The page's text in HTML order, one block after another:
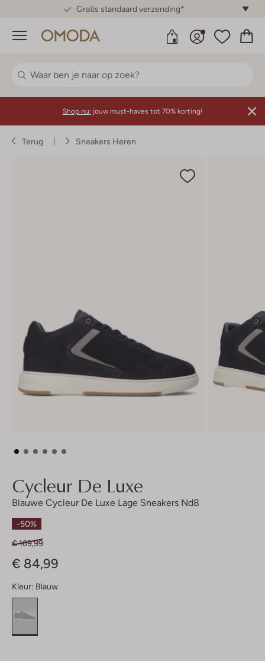
Gratis standaard verzending*
Menu
Shop nu: jouw must-haves tot 70% korting!
Terug Sneakers Heren
Cycleur De Luxe
Blauwe Cycleur De Luxe Lage Sneakers Nd8
-50%
€ 169,99
€ 84,99
Kleur: Blauw